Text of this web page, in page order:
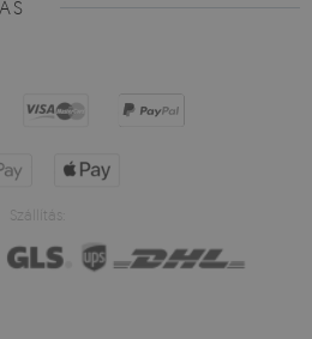
Szállítás: